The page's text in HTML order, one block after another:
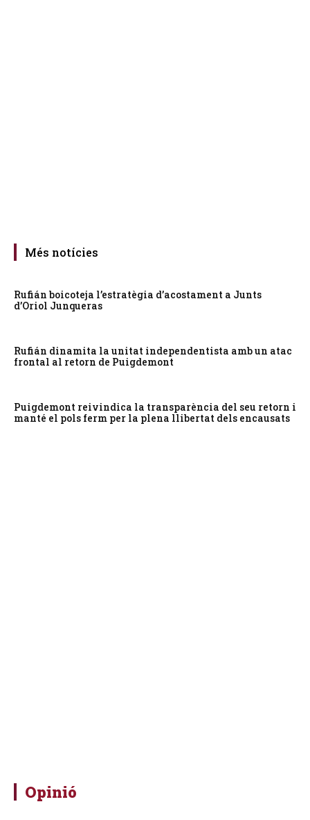
Més notícies
Rufián boicoteja l’estratègia d’acostament a Junts
d’Oriol Junqueras
Rufián dinamita la unitat independentista amb un atac
frontal al retorn de Puigdemont
Puigdemont reivindica la transparència del seu retorn i
manté el pols ferm per la plena llibertat dels encausats
Opinió